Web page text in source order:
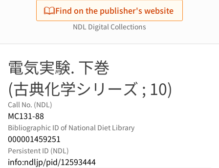
Find on the publisher's website
NDL Digital Collections
電気実験. 下巻
(古典化学シリーズ ; 10)
Call No. (NDL)
MC131-88
Bibliographic ID of National Diet Library
000001459251
Persistent ID (NDL)
info:ndljp/pid/12593444